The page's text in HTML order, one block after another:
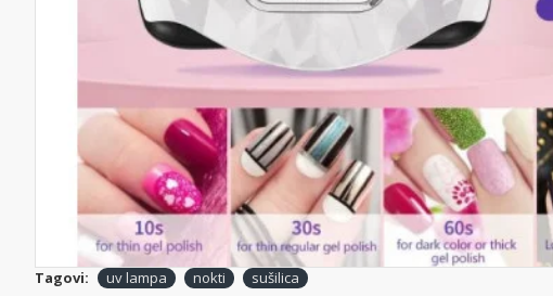
Tagovi: uv lampa nokti sušilica